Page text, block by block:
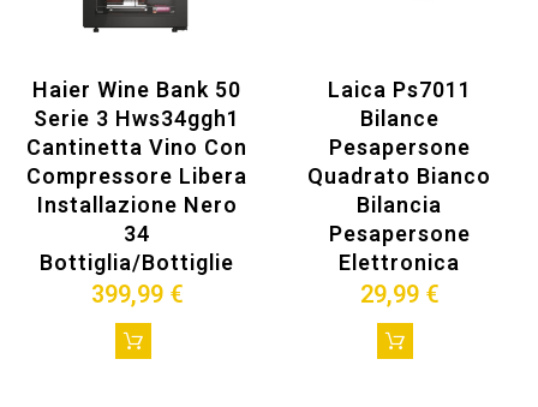
Haier Wine Bank 50
Serie 3 Hws34ggh1
Cantinetta Vino Con
Compressore Libera
Installazione Nero
34
Bottiglia/bottiglie
399,99 €
Laica Ps7011
Bilance
Pesapersone
Quadrato Bianco
Bilancia
Pesapersone
Elettronica
29,99 €